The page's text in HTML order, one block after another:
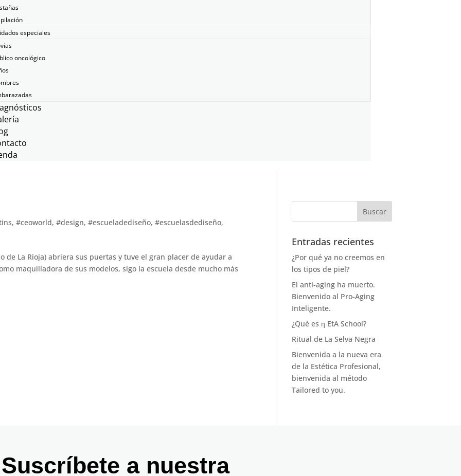
especiales
oncológico
,#ceoworld,#design,#escueladediseño,#escuelasdediseño,
de La Rioja) abriera sus puertas y tuve el gran placer de ayudar a
maquilladora de sus modelos, sigo la escuela desde mucho más
Entradas recientes
¿Por qué ya no creemos en
los tipos de piel?
El anti-aging ha muerto.
Bienvenido al Pro-Aging
Inteligente.
¿Qué es η EtA School?
Ritual de La Selva Negra
Bienvenida a la nueva era
de la Estética Profesional,
bienvenida al método
Tailored to you.
Suscríbete a nuestra